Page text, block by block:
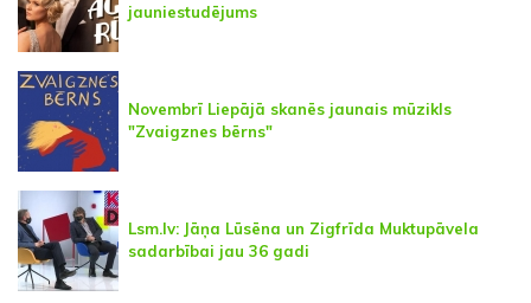
jauniestudējums
Novembrī Liepājā skanēs jaunais mūzikls
"Zvaigznes bērns"
Lsm.lv: Jāņa Lūsēna un Zigfrīda Muktupāvela
sadarbībai jau 36 gadi